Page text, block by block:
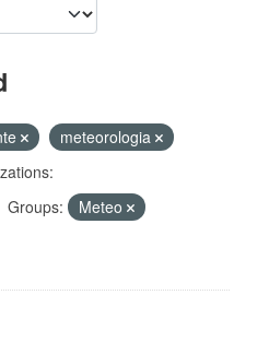
meteorologia
Groups:
Meteo